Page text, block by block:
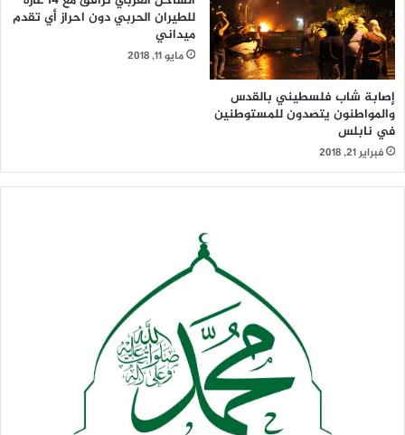
إصابة شاب فلسطيني بالقدس
والمواطنون يتصدون للمستوطنين
في نابلس
فبراير 21, 2018
للطيران الحربي دون احراز أي تقدم
ميداني
مايو 11, 2018